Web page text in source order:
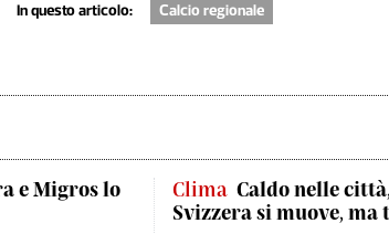
In questo articolo: Calcio regionale
e Migros lo
Clima Caldo nelle
Svizzera si muove,